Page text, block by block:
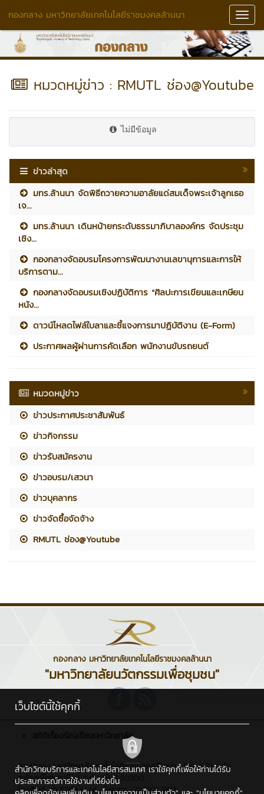
กองกลาง มหาวิทยาลัยเทคโนโลยีราชมงคลล้านนา
หมวดหมู่ข่าว : RMUTL ช่อง@Youtube
ไม่มีข้อมูล
ข่าวล่าสุด
มทร.ล้านนา จัดพิธีถวายความอาลัยแด่สมเด็จพระเจ้าลูกเธอ
เจ...
มทร.ล้านนา เดินหน้ายกระดับธรรมาภิบาลองค์กร จัดประชุม
เชิง...
กองกลางจัดอบรมโครงการพัฒนางานเลขานุการและการให้
บริการตาม...
กองกลางจัดอบรมเชิงปฏิบัติการ “ศิลปะการเขียนและเกษียน
หนัง...
ดาวน์โหลดไฟล์ใบลาและชี้แจงการมาปฏิบัติงาน (E-Form)
ประกาศผลผู้ผ่านการคัดเลือก พนักงานขับรถยนต์
หมวดหมู่ข่าว
ข่าวประกาศประชาสัมพันธ์
ข่าวกิจกรรม
ข่าวรับสมัครงาน
ข่าวอบรม/เสวนา
ข่าวบุคลากร
ข่าวจัดซื้อจัดจ้าง
RMUTL ช่อง@Youtube
กองกลาง มหาวิทยาลัยเทคโนโลยีราชมงคลล้านนา
"มหาวิทยาลัยนวัตกรรมเพื่อชุมชน"
สถิติเรื่องร้องเรียนมหาวิทยาลัย
กองกลาง มหาวิทยาลัยเทคโนโลยีราชมงคลล้านนา : 128 ถ.ห้วยแก้ว
ต.ช้างเผือก อ.เมือง จ.เชียงใหม่ 50300
โทรศัพท์ : 0 5392 1444 , โทรสาร : 0 5321 3183
เว็บไซต์นี้ใช้คุกกี้
สำนักวิทยบริการและเทคโนโลยีสารสนเทศ เราใช้คุกกี้เพื่อให้ท่านได้รับ
ประสบการณ์การใช้งานที่ดียิ่งขึ้น